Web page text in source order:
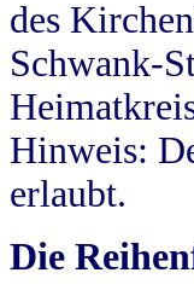
des
Schwank-
Hinweis:
erlaubt.
Die